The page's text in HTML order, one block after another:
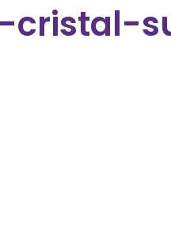
cristal-